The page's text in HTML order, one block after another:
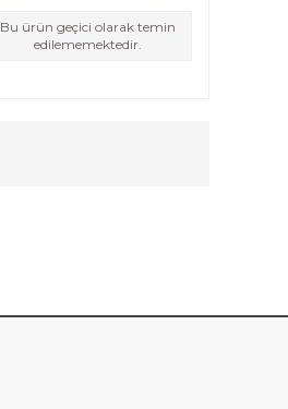
Bu ürün geçici olarak temin
edilememektedir.